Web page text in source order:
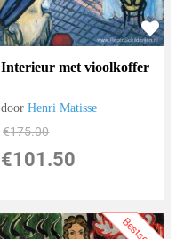
Interieur met vioolkoffer
doorHenri Matisse
€175.00
€101.50